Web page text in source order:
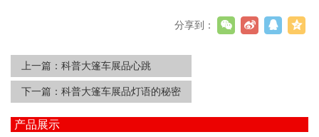
产品展示
分享到：
上一篇： 科普大篷车展品心跳
下一篇： 科普大篷车展品灯语的秘密